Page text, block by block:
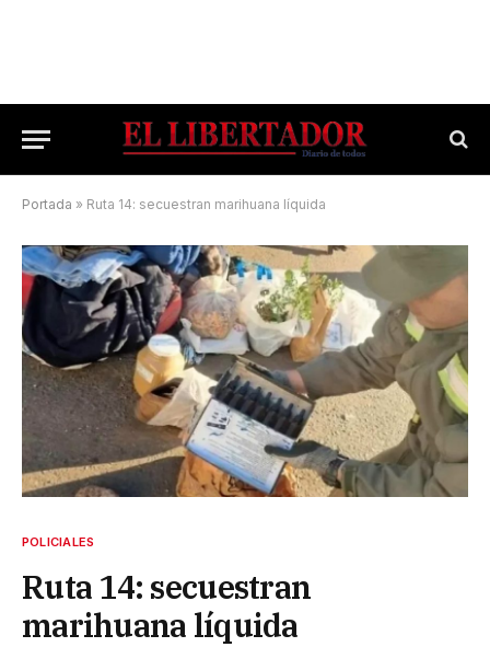
Portada » Ruta 14: secuestran marihuana líquida
POLICIALES
Ruta 14: secuestran
marihuana líquida